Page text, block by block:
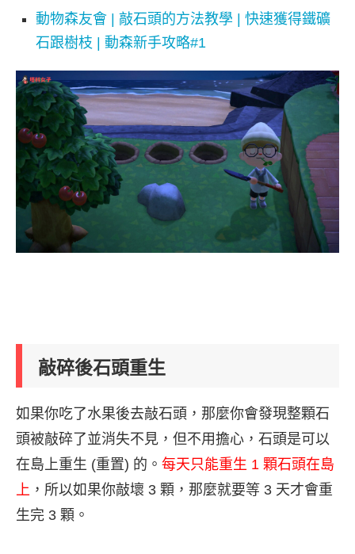
動物森友會 | 敲石頭的方法教學 | 快速獲得鐵礦
石跟樹枝 | 動森新手攻略#1
敲碎後石頭重生
如果你吃了水果後去敲石頭，那麼你會發現整顆石
頭被敲碎了並消失不見，但不用擔心，石頭是可以
在島上重生 (重置) 的。 每天只能重生 1 顆石頭在島
上 ，所以如果你敲壞 3 顆，那麼就要等 3 天才會重
生完 3 顆。